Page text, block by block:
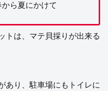
から夏にかけて
トは、マテ貝採りが出来る
あり、駐車場にもトイレに